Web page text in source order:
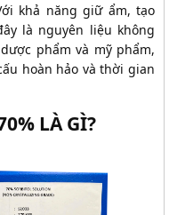
khả năng giữ ẩm, tạo
là nguyên liệu không
phẩm và mỹ phẩm,
hoàn hảo và thời gian
LÀ GÌ?